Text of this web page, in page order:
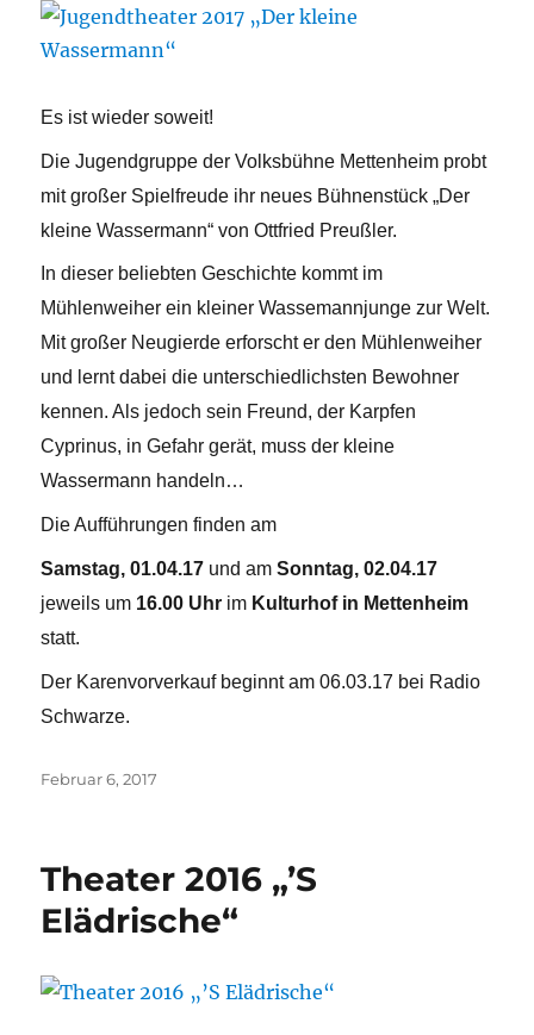
Es ist wieder soweit!
Die Jugendgruppe der Volksbühne Mettenheim probt
mit großer Spielfreude ihr neues Bühnenstück „Der
kleine Wassermann“ von Ottfried Preußler.
In dieser beliebten Geschichte kommt im
Mühlenweiher ein kleiner Wassemannjunge zur Welt.
Mit großer Neugierde erforscht er den Mühlenweiher
und lernt dabei die unterschiedlichsten Bewohner
kennen. Als jedoch sein Freund, der Karpfen
Cyprinus, in Gefahr gerät, muss der kleine
Wassermann handeln…
Die Aufführungen finden am
Samstag, 01.04.17 und amSonntag, 02.04.17
jeweils um 16.00 Uhr im Kulturhof in Mettenheim
statt.
Der Karenvorverkauf beginnt am 06.03.17 bei Radio
Schwarze.
Veröffentlicht
Februar 6, 2017
Theater 2016 „’S
Elädrische“